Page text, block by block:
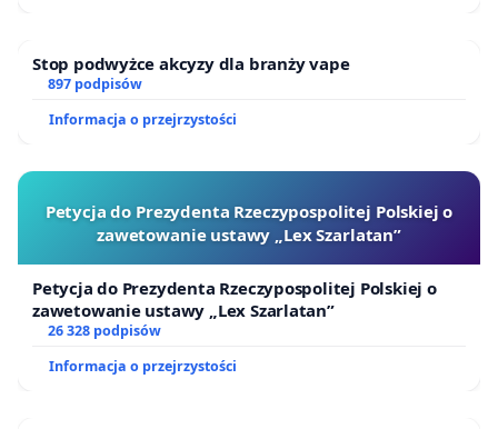
Stop podwyżce akcyzy dla branży vape
897 podpisów
Informacja o przejrzystości
Petycja do Prezydenta Rzeczypospolitej Polskiej o
zawetowanie ustawy „Lex Szarlatan”
Petycja do Prezydenta Rzeczypospolitej Polskiej o
zawetowanie ustawy „Lex Szarlatan”
26 328 podpisów
Informacja o przejrzystości